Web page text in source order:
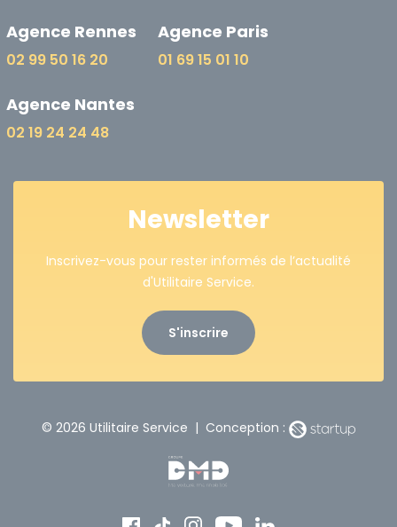
Agence Rennes
02 99 50 16 20
Agence Paris
01 69 15 01 10
Agence Nantes
02 19 24 24 48
Newsletter
Inscrivez-vous pour rester informés de l’actualité
d'Utilitaire Service.
S'inscrire
© 2026 Utilitaire Service | Conception :